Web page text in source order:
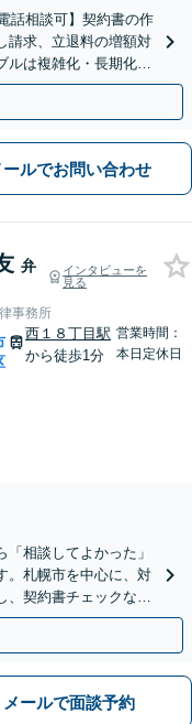
話相談可】契約書の作
請求、立退料の増額対
ルは複雑化・長期化し
。
ールでお問い合わせ
弁
インタビューを
見る
事務所
西１８丁目駅
から徒歩1分
営業時間：
本日定休日
「相談してよかった」
。札幌市を中心に、対
、契約書チェックなど
メールで面談予約